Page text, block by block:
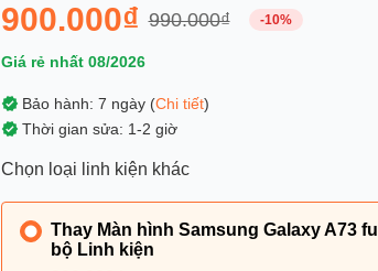
900.000₫ 990.000₫ -10%
Giá rẻ nhất 08/2026
Bảo hành: 7 ngày (Chi tiết)
Thời gian sửa: 1-2 giờ
Chọn loại linh kiện khác
Thay Màn hình Samsung Galaxy A73 full
bộ Linh kiện